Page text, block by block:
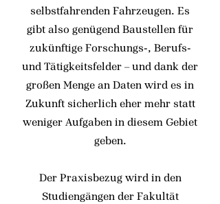
selbstfahrenden Fahrzeugen. Es
gibt also genügend Baustellen für
zukünftige Forschungs-, Berufs-
und Tätigkeitsfelder – und dank der
großen Menge an Daten wird es in
Zukunft sicherlich eher mehr statt
weniger Aufgaben in diesem Gebiet
geben.
Der Praxisbezug wird in den
Studiengängen der Fakultät